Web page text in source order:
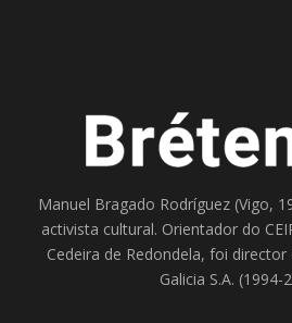
Manuel Bragado Rodríguez (Vigo,
activista cultural. Orientador do
Cedeira de Redondela, foi director
Galicia S.A. (1994-